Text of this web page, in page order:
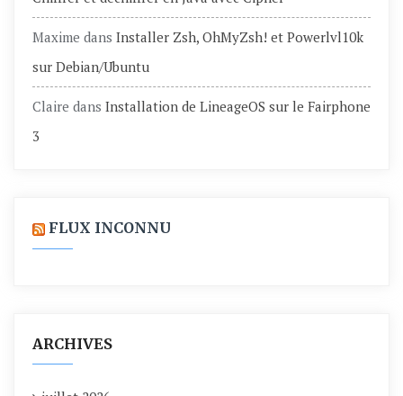
Maxime dans Installer Zsh, OhMyZsh! et Powerlvl10k
sur Debian/Ubuntu
Claire dans Installation de LineageOS sur le Fairphone
3
FLUX INCONNU
ARCHIVES